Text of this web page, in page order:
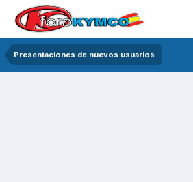
Presentaciones de nuevos usuarios